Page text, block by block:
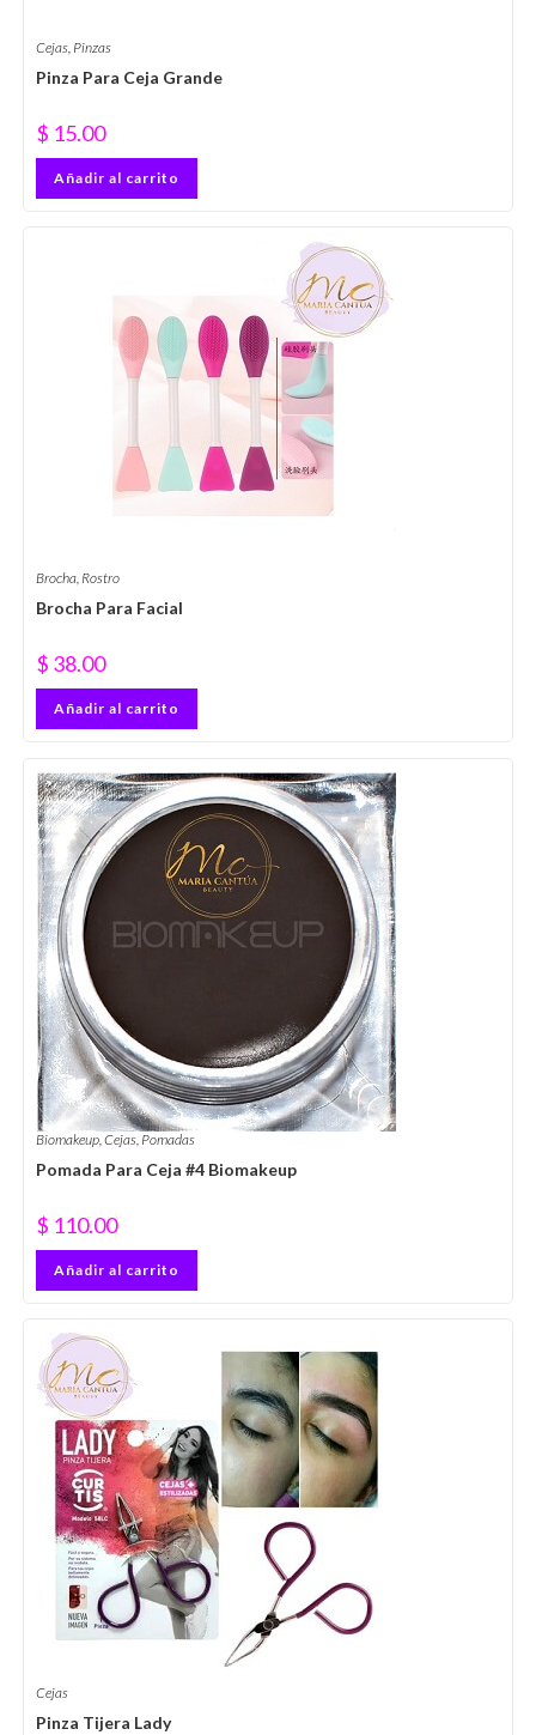
Cejas, Pinzas
Pinza Para Ceja Grande
$ 15.00
Añadir al carrito
Brocha, Rostro
Brocha Para Facial
$ 38.00
Añadir al carrito
Biomakeup, Cejas, Pomadas
Pomada Para Ceja #4 Biomakeup
$ 110.00
Añadir al carrito
Cejas
Pinza Tijera Lady